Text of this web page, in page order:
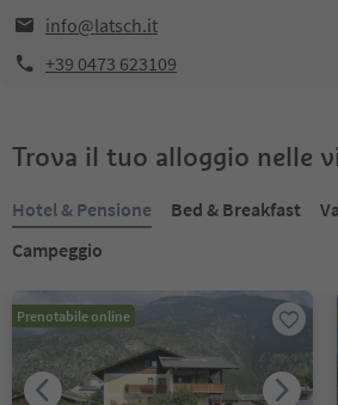
info@latsch.it
+39 0473 623109
Trova il tuo alloggio nelle
Hotel & Pensione Bed & Breakfast
Campeggio
Prenotabile online